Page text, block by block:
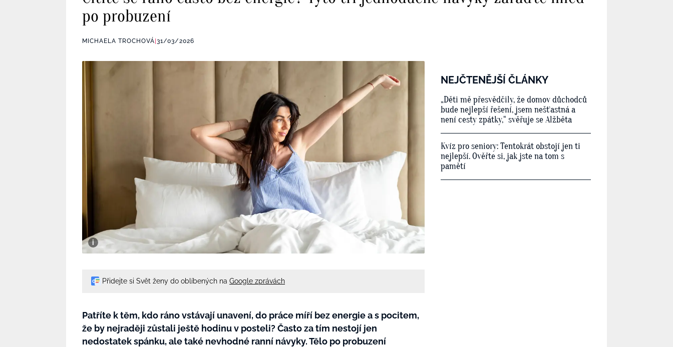
po probuzení
MICHAELA TROCHOVÁ 31/03/2026
Přidejte si Svět ženy do oblíbených na Google zprávách
Patříte k těm, kdo ráno vstávají unavení, do práce míří bez energie a s pocitem,
že by nejraději zůstali ještě hodinu v posteli? Často za tím nestojí jen
nedostatek spánku, ale také nevhodné ranní návyky. Tělo po probuzení
NEJČTENĚJŠÍ ČLÁNKY
„Děti mě přesvědčily, že domov důchodců
bude nejlepší řešení, jsem nešťastná a
není cesty zpátky,“ svěřuje se Alžběta
Kvíz pro seniory: Tentokrát obstojí jen ti
nejlepší. Ověřte si, jak jste na tom s
pamětí